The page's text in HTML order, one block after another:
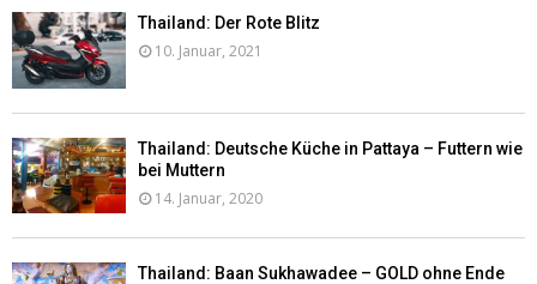
Thailand: Der Rote Blitz
10. Januar, 2021
Thailand: Deutsche Küche in Pattaya – Futtern wie
bei Muttern
14. Januar, 2020
Thailand: Baan Sukhawadee – GOLD ohne Ende